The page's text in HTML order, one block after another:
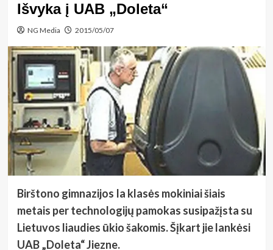
Išvyka į UAB „Doleta“
NG Media 2015/05/07
Birštono gimnazijos Ia klasės mokiniai šiais
metais per technologijų pamokas susipažįsta su
Lietuvos liaudies ūkio šakomis. Šįkart jie lankėsi
UAB „Doleta“ Jiezne.